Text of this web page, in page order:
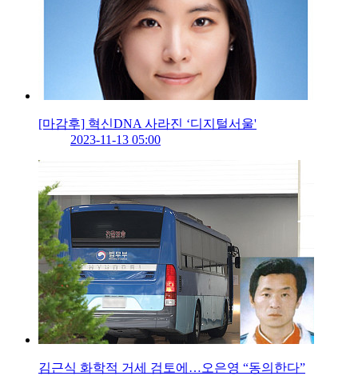
[마감후] 혁신DNA 사라진 ‘디지털서울'
2023-11-13 05:00
김근식 화학적 거세 검토에…오은영 “동의한다”